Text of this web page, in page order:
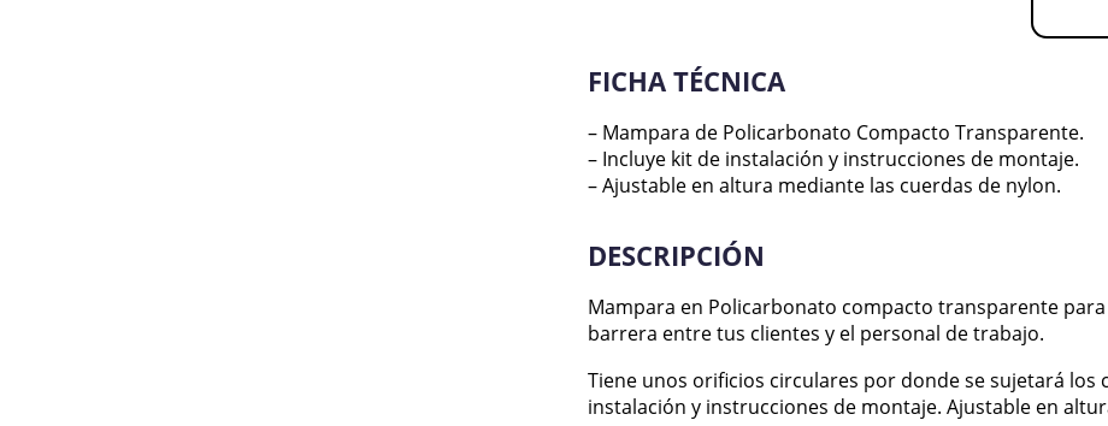
FICHA TÉCNICA
– Mampara de Policarbonato Compacto Transparente.
– Incluye kit de instalación y instrucciones de montaje.
– Ajustable en altura mediante las cuerdas de nylon.
DESCRIPCIÓN
Mampara en Policarbonato compacto transparente
barrera entre tus clientes y el personal de trabajo.
Tiene unos orificios circulares por donde se sujetará los
instalación y instrucciones de montaje. Ajustable en